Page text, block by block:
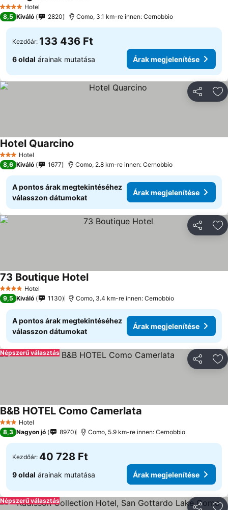
4 KategóriaHotel
8,5 Kiváló 2820 Como, 3.1 km-re innen: Cernobbio
Kezdőár: 133 436 Ft
6 oldal árainak mutatása Árak megjelenítése
3 Kategória
Hotel
Hotel Quarcino
8,6 Kiváló 1677 Como, 2.8 km-re innen: Cernobbio
A pontos árak megtekintéséhez
válasszon dátumokat
Árak megjelenítése
4 KategóriaHotel
73 Boutique Hotel
9,5 Kiváló 1130 Como, 3.4 km-re innen: Cernobbio
A pontos árak megtekintéséhez
válasszon dátumokat
Árak megjelenítése
Népszerű választás
3 Kategória
Hotel
B&B HOTEL Como Camerlata
8,3 Nagyon jó 8970 Como, 5.9 km-re innen: Cernobbio
Kezdőár: 40 728 Ft
9 oldal árainak mutatása Árak megjelenítése
Népszerű választás